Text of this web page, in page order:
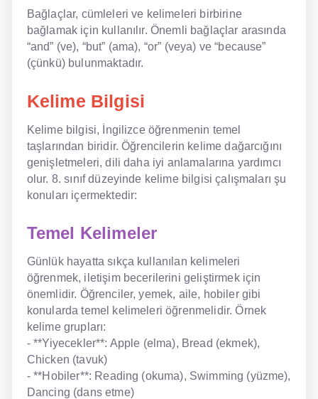
Bağlaçlar, cümleleri ve kelimeleri birbirine
bağlamak için kullanılır. Önemli bağlaçlar arasında
“and” (ve), “but” (ama), “or” (veya) ve “because”
(çünkü) bulunmaktadır.
Kelime Bilgisi
Kelime bilgisi, İngilizce öğrenmenin temel
taşlarından biridir. Öğrencilerin kelime dağarcığını
genişletmeleri, dili daha iyi anlamalarına yardımcı
olur. 8. sınıf düzeyinde kelime bilgisi çalışmaları şu
konuları içermektedir:
Temel Kelimeler
Günlük hayatta sıkça kullanılan kelimeleri
öğrenmek, iletişim becerilerini geliştirmek için
önemlidir. Öğrenciler, yemek, aile, hobiler gibi
konularda temel kelimeleri öğrenmelidir. Örnek
kelime grupları:
- **Yiyecekler**: Apple (elma), Bread (ekmek),
Chicken (tavuk)
- **Hobiler**: Reading (okuma), Swimming (yüzme),
Dancing (dans etme)